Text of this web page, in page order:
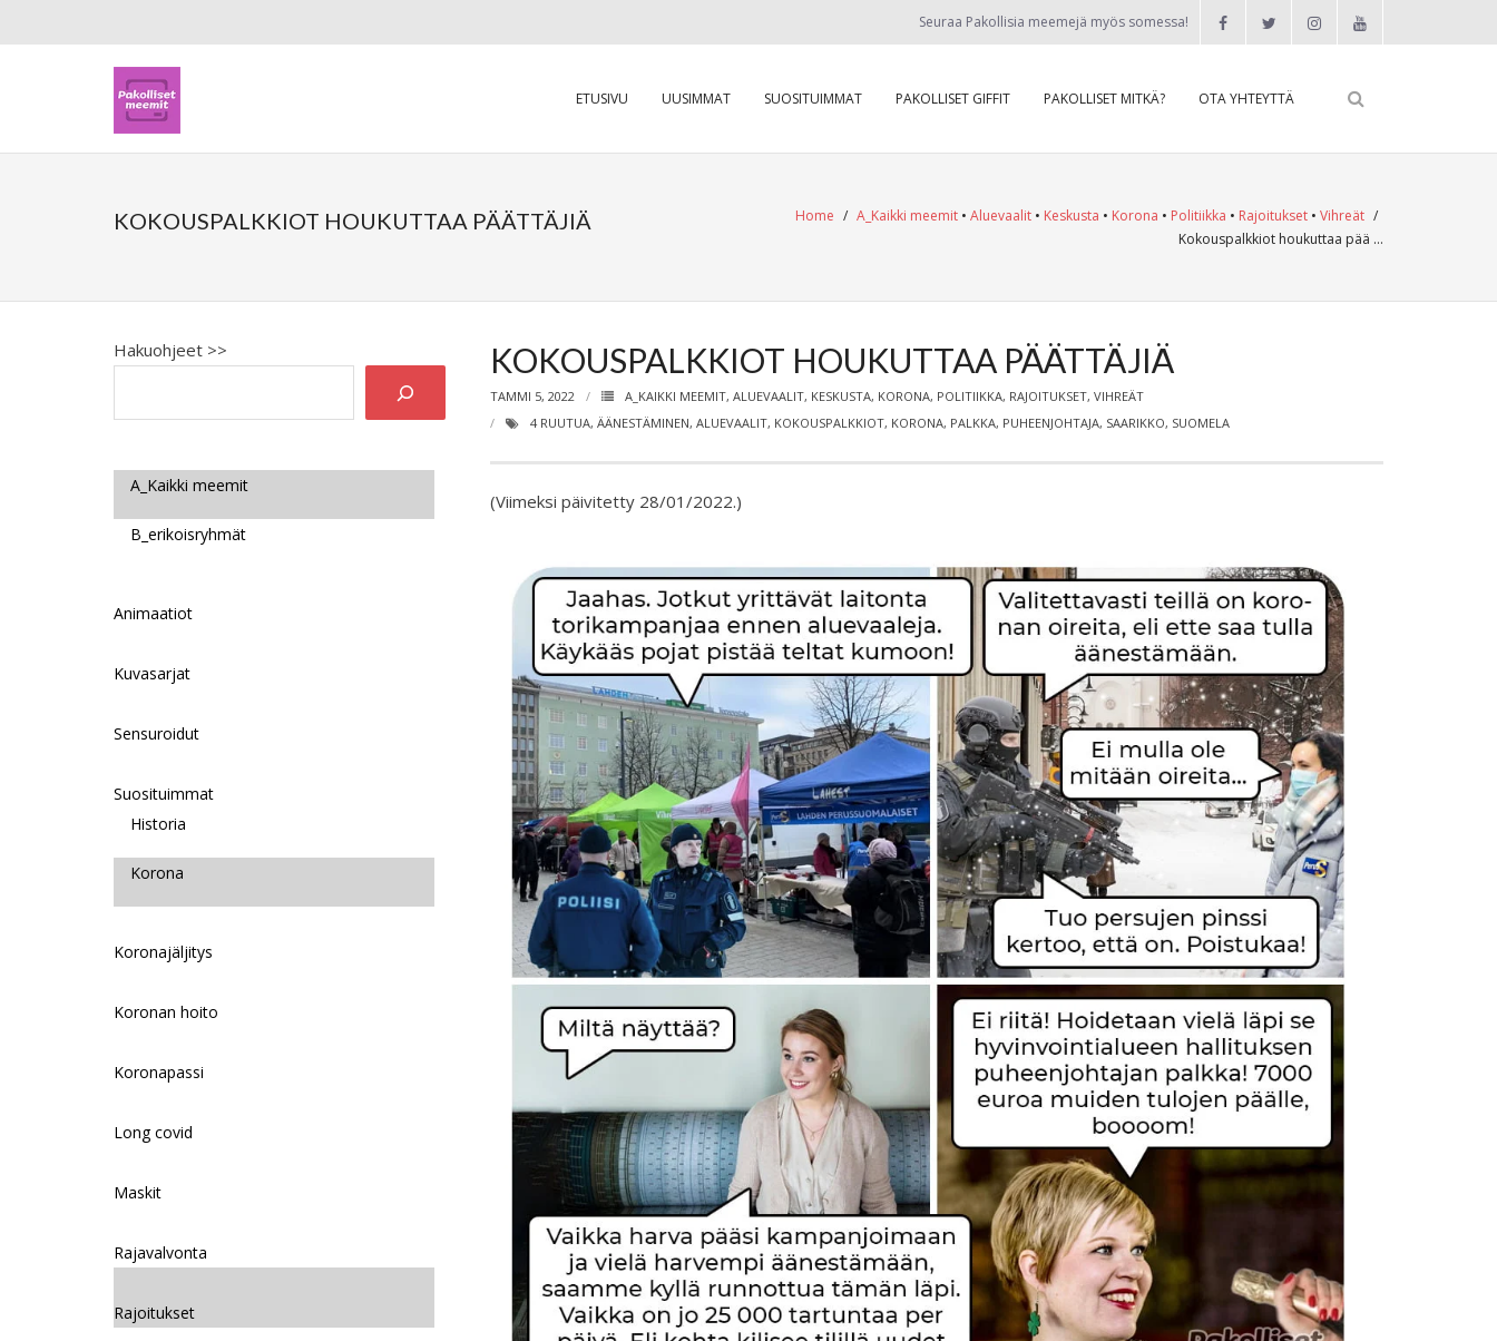
Seuraa Pakollisia meemejä myös somessa!
ETUSIVU UUSIMMAT SUOSITUIMMAT PAKOLLISET GIFFIT PAKOLLISET MITKÄ? OTA YHTEYTTÄ
KOKOUSPALKKIOT HOUKUTTAA PÄÄTTÄJIÄ Home / A_Kaikki meemit • Aluevaalit • Keskusta • Korona • Politiikka • Rajoitukset • Vihreät /
Kokouspalkkiot houkuttaa pää …
KOKOUSPALKKIOT HOUKUTTAA PÄÄTTÄJIÄ
TAMMI 5, 2022 A_KAIKKI MEEMIT, ALUEVAALIT, KESKUSTA, KORONA, POLITIIKKA, RAJOITUKSET, VIHREÄT
4 RUUTUA, ÄÄNESTÄMINEN, ALUEVAALIT, KOKOUSPALKKIOT, KORONA, PALKKA, PUHEENJOHTAJA, SAARIKKO, SUOMELA
(Viimeksi päivitetty 28/01/2022.)
Hakuohjeet >>
A_Kaikki meemit
B_erikoisryhmät
Animaatiot
Kuvasarjat
Sensuroidut
Suosituimmat
Historia
Korona
Koronajäljitys
Koronan hoito
Koronapassi
Long covid
Maskit
Rajavalvonta
Rajoitukset